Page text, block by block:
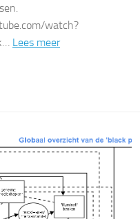
watch?
Lees meer